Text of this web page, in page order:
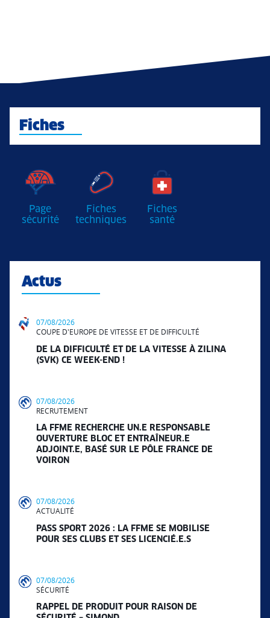
Fiches
Page
sécurité
Fiches
techniques
Fiches
santé
Actus
07/08/2026
COUPE D'EUROPE DE VITESSE ET DE DIFFICULTÉ
DE LA DIFFICULTÉ ET DE LA VITESSE À ZILINA
(SVK) CE WEEK-END !
07/08/2026
RECRUTEMENT
LA FFME RECHERCHE UN.E RESPONSABLE
OUVERTURE BLOC ET ENTRAÎNEUR.E
ADJOINT.E, BASÉ SUR LE PÔLE FRANCE DE
VOIRON
07/08/2026
ACTUALITÉ
PASS SPORT 2026 : LA FFME SE MOBILISE
POUR SES CLUBS ET SES LICENCIÉ.E.S
07/08/2026
SÉCURITÉ
RAPPEL DE PRODUIT POUR RAISON DE